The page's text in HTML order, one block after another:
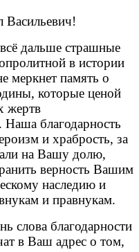
дальше страшные
в истории
меркнет память о
которые ценой
жертв
благодарность
и храбрость, за
на Вашу долю,
верность Вашим
наследию и
и правнукам.
слова благодарности
в Ваш адрес о том,